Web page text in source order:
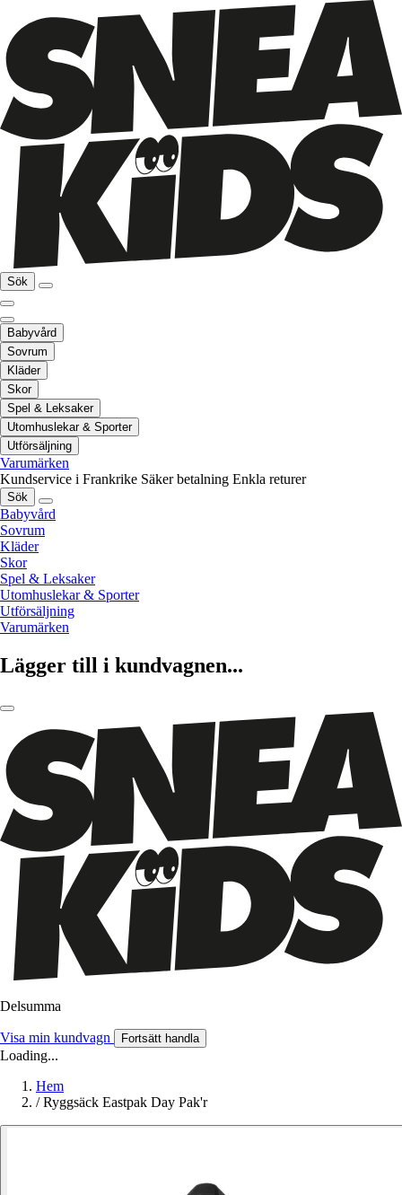
Sök
Babyvård
Sovrum
Kläder
Skor
Spel & Leksaker
Utomhuslekar & Sporter
Utförsäljning
Varumärken
Kundservice i Frankrike Säker betalning Enkla returer
Sök
Babyvård
Sovrum
Kläder
Skor
Spel & Leksaker
Utomhuslekar & Sporter
Utförsäljning
Varumärken
Lägger till i kundvagnen...
Delsumma
Visa min kundvagn Fortsätt handla
Loading...
Hem
/ Ryggsäck Eastpak Day Pak'r